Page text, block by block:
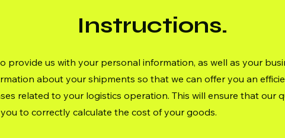
Instructions.
provide us with your personal information, as well as your
about your shipments so that we can offer you an
related to your logistics operation. This will ensure that our
to correctly calculate the cost of your goods.